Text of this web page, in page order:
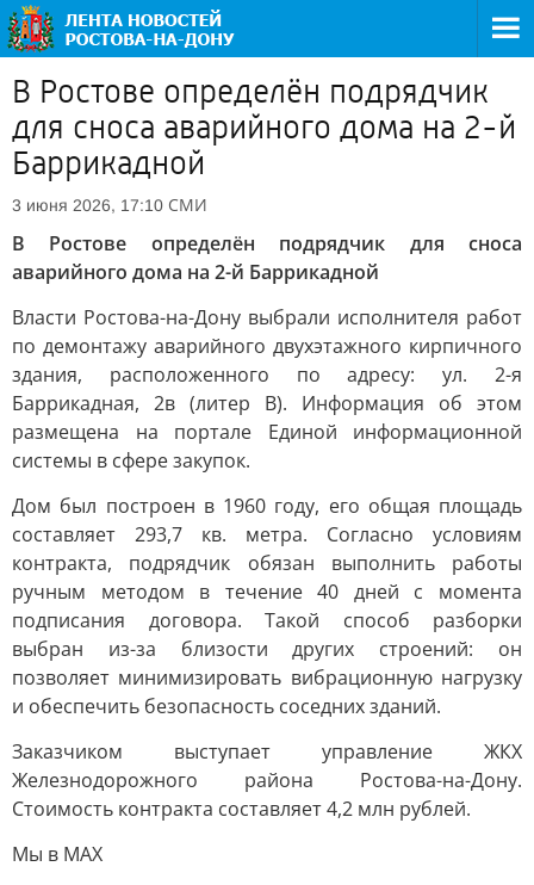
В Ростове определён подрядчик
для сноса аварийного дома на 2-й
Баррикадной
3 июня 2026, 17:10 СМИ
В Ростове определён подрядчик для сноса
аварийного дома на 2-й Баррикадной
Власти Ростова-на-Дону выбрали исполнителя работ
по демонтажу аварийного двухэтажного кирпичного
здания, расположенного по адресу: ул. 2-я
Баррикадная, 2в (литер В). Информация об этом
размещена на портале Единой информационной
системы в сфере закупок.
Дом был построен в 1960 году, его общая площадь
составляет 293,7 кв. метра. Согласно условиям
контракта, подрядчик обязан выполнить работы
ручным методом в течение 40 дней с момента
подписания договора. Такой способ разборки
выбран из-за близости других строений: он
позволяет минимизировать вибрационную нагрузку
и обеспечить безопасность соседних зданий.
Заказчиком выступает управление ЖКХ
Железнодорожного района Ростова-на-Дону.
Стоимость контракта составляет 4,2 млн рублей.
Мы в MAX